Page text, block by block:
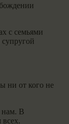
с семьями
ни от кого не
нам. В